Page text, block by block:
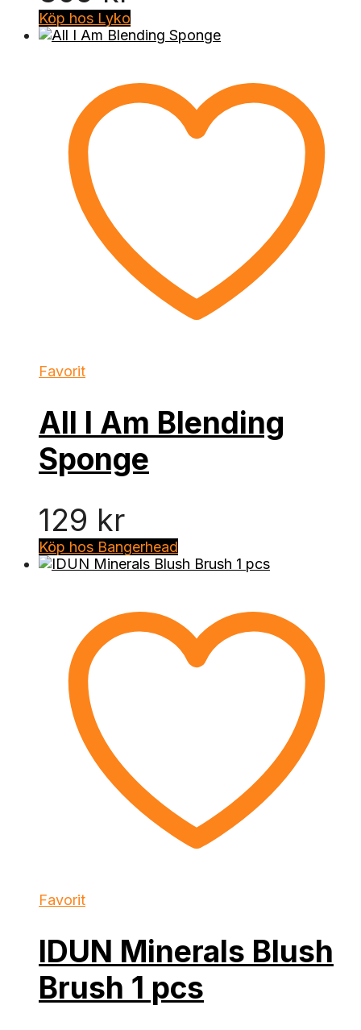
Köp hos Lyko
Favorit
All I Am Blending
Sponge
129 kr
Köp hos Bangerhead
Favorit
IDUN Minerals Blush
Brush 1 pcs